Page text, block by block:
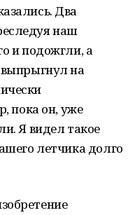
Два
наш
и подожгли, а
выпрыгнул на
пока он, уже
Я видел такое
летчика долго